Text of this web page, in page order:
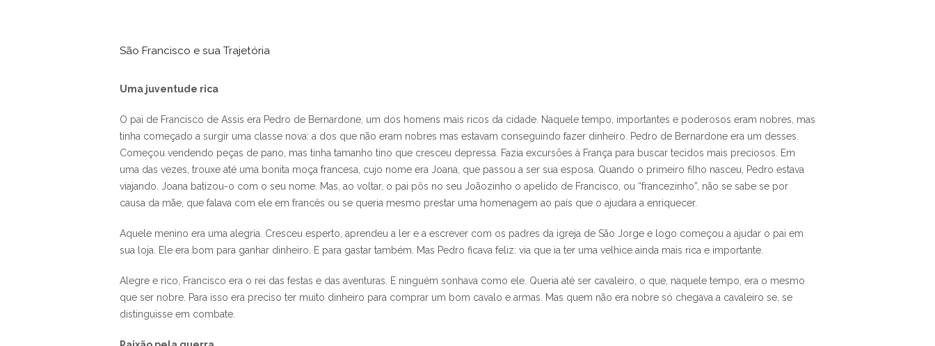
São Francisco e sua Trajetória
Uma juventude rica
O pai de Francisco de Assis era Pedro de Bernardone, um dos homens mais ricos da cidade. Naquele tempo, importantes e poderosos eram nobres, mas
tinha começado a surgir uma classe nova: a dos que não eram nobres mas estavam conseguindo fazer dinheiro. Pedro de Bernardone era um desses.
Começou vendendo peças de pano, mas tinha tamanho tino que cresceu depressa. Fazia excursões à França para buscar tecidos mais preciosos. Em
uma das vezes, trouxe até uma bonita moça francesa, cujo nome era Joana, que passou a ser sua esposa. Quando o primeiro filho nasceu, Pedro estava
viajando. Joana batizou-o com o seu nome. Mas, ao voltar, o pai pôs no seu Joãozinho o apelido de Francisco, ou “francezinho”, não se sabe se por
causa da mãe, que falava com ele em francês ou se queria mesmo prestar uma homenagem ao país que o ajudara a enriquecer.
Aquele menino era uma alegria. Cresceu esperto, aprendeu a ler e a escrever com os padres da igreja de São Jorge e logo começou a ajudar o pai em
sua loja. Ele era bom para ganhar dinheiro. E para gastar também. Mas Pedro ficava feliz: via que ia ter uma velhice ainda mais rica e importante.
Alegre e rico, Francisco era o rei das festas e das aventuras. E ninguém sonhava como ele. Queria até ser cavaleiro, o que, naquele tempo, era o mesmo
que ser nobre. Para isso era preciso ter muito dinheiro para comprar um bom cavalo e armas. Mas quem não era nobre só chegava a cavaleiro se, se
distinguisse em combate.